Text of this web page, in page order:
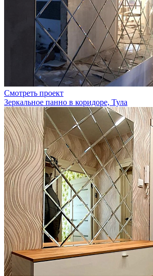
Смотреть проект
Зеркальное панно в коридоре, Тула